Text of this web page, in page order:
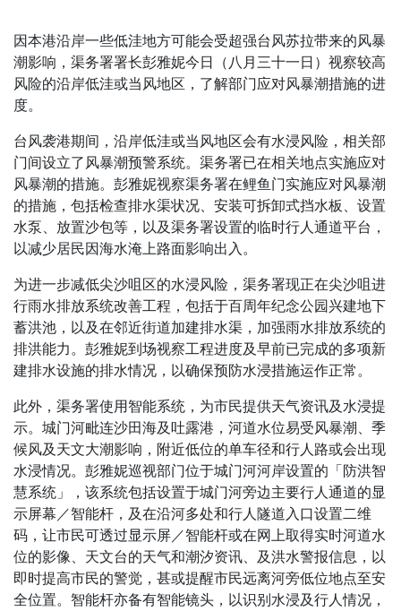
因本港沿岸一些低洼地方可能会受超强台风苏拉带来的风暴
潮影响，渠务署署长彭雅妮今日（八月三十一日）视察较高
风险的沿岸低洼或当风地区，了解部门应对风暴潮措施的进
度。
台风袭港期间，沿岸低洼或当风地区会有水浸风险，相关部
门间设立了风暴潮预警系统。渠务署已在相关地点实施应对
风暴潮的措施。彭雅妮视察渠务署在鲤鱼门实施应对风暴潮
的措施，包括检查排水渠状况、安装可拆卸式挡水板、设置
水泵、放置沙包等，以及渠务署设置的临时行人通道平台，
以减少居民因海水淹上路面影响出入。
为进一步减低尖沙咀区的水浸风险，渠务署现正在尖沙咀进
行雨水排放系统改善工程，包括于百周年纪念公园兴建地下
蓄洪池，以及在邻近街道加建排水渠，加强雨水排放系统的
排洪能力。彭雅妮到场视察工程进度及早前已完成的多项新
建排水设施的排水情况，以确保预防水浸措施运作正常。
此外，渠务署使用智能系统，为市民提供天气资讯及水浸提
示。城门河毗连沙田海及吐露港，河道水位易受风暴潮、季
候风及天文大潮影响，附近低位的单车径和行人路或会出现
水浸情况。彭雅妮巡视部门位于城门河河岸设置的「防洪智
慧系统」，该系统包括设置于城门河旁边主要行人通道的显
示屏幕／智能杆，及在沿河多处和行人隧道入口设置二维
码，让市民可透过显示屏／智能杆或在网上取得实时河道水
位的影像、天文台的天气和潮汐资讯、及洪水警报信息，以
即时提高市民的警觉，甚或提醒市民远离河旁低位地点至安
全位置。智能杆亦备有智能镜头，以识别水浸及行人情况，